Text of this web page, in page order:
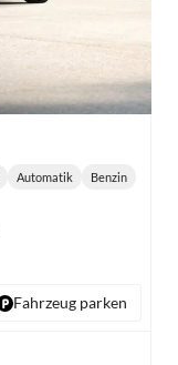
Automatik Benzin
Fahrzeug parken